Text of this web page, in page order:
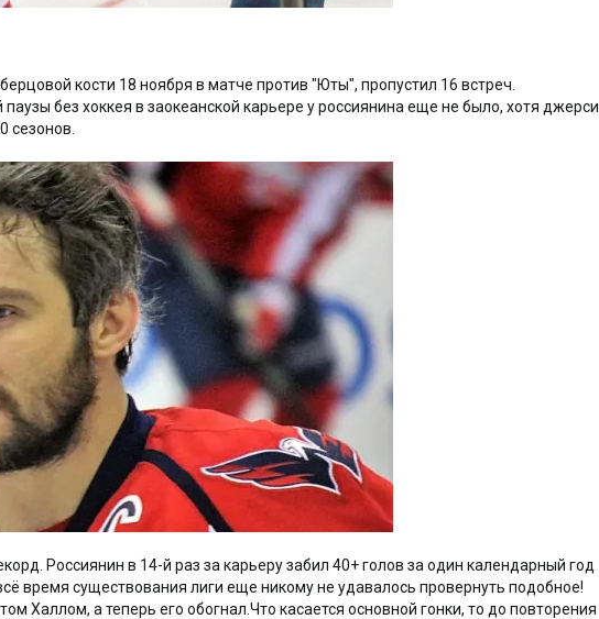
кости 18 ноября в матче против "Юты", пропустил 16 встреч.
без хоккея в заокеанской карьере у россиянина еще не было, хотя джерси
сезонов.
Россиянин в 14-й раз за карьеру забил 40+ голов за один календарный год
время существования лиги еще никому не удавалось провернуть подобное!
Халлом, а теперь его обогнал.Что касается основной гонки, то до повторения